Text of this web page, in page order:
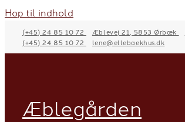
Hop til indhold
(+45) 24 85 10 72 Æblevej 21, 5853 Ørbæk
(+45) 24 85 10 72
lene@ellebaekhus.dk
Æblegården